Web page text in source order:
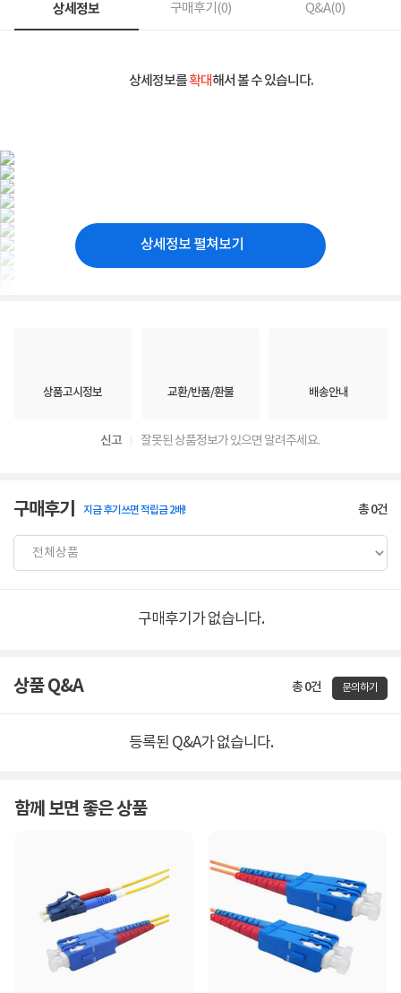
상세정보 구매후기(0) Q&A(0)
상세정보를확대해서 볼 수 있습니다.
상세정보 펼쳐보기
상품고시정보 교환/반품/환불 배송안내
신고 잘못된 상품정보가 있으면 알려주세요.
구매후기 지금 후기쓰면 적립금 2배! 총0건
구매후기가 없습니다.
상품 Q&A 총 0건 문의하기
등록된 Q&A가 없습니다.
함께 보면 좋은 상품